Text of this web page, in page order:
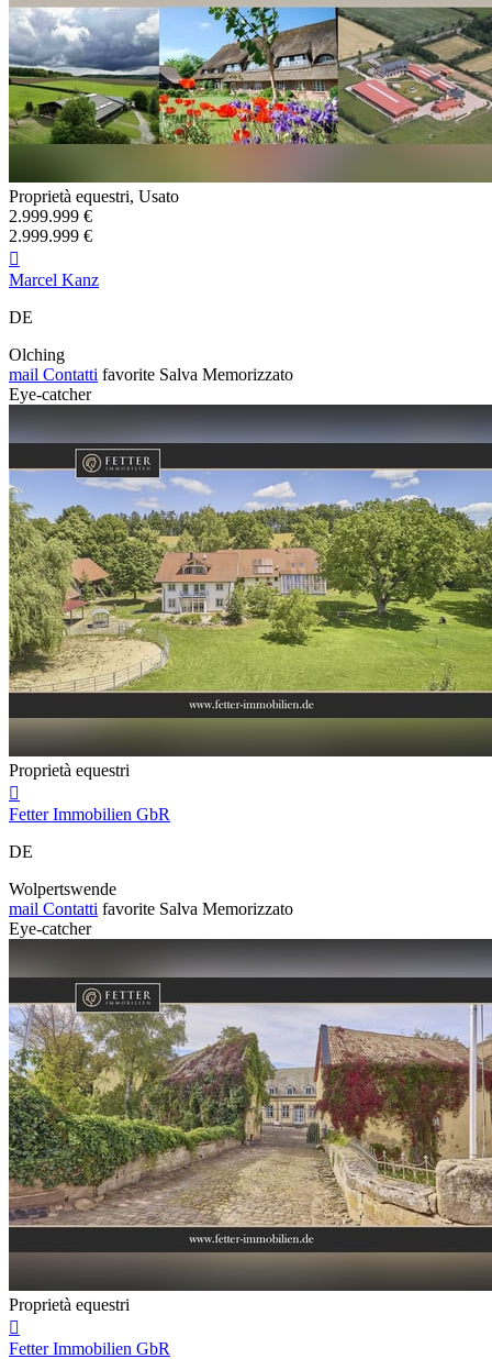
Proprietà equestri, Usato
2.999.999 €
2.999.999 €

Marcel Kanz
DE
Olching
mail Contatti favorite Salva Memorizzato
Eye-catcher
Proprietà equestri

Fetter Immobilien GbR
DE
Wolpertswende
mail Contatti favorite Salva Memorizzato
Eye-catcher
Proprietà equestri

Fetter Immobilien GbR